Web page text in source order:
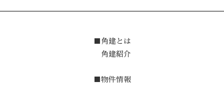
■角建とは
角建紹介
■物件情報